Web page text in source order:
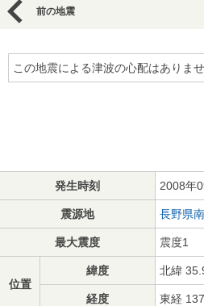
前の地震
この地震による津波の心配はありませ
発生時刻 2008年
震源地 長野県
最大震度 震度1
位置
緯度 北緯
経度 東経